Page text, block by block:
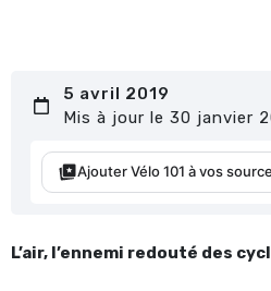
5 avril 2019
Mis à jour le 30 janvier
Ajouter Vélo 101 à vos
L’air, l’ennemi redouté des